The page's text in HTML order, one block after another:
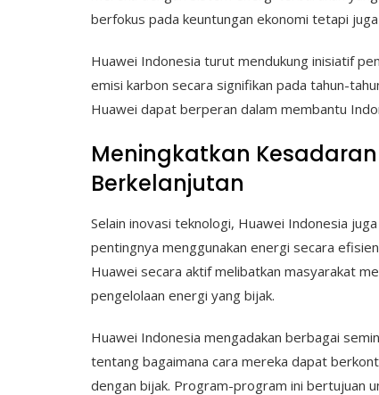
berfokus pada keuntungan ekonomi tetapi
Huawei Indonesia turut mendukung inisiatif
emisi karbon secara signifikan pada tahun-
Huawei dapat berperan dalam membantu
Meningkatkan
Berkelanjutan
Selain inovasi teknologi, Huawei Indonesia
pentingnya menggunakan energi secara
Huawei secara aktif melibatkan masyarakat
pengelolaan energi yang bijak.
Huawei Indonesia mengadakan berbagai
tentang bagaimana cara mereka dapat
dengan bijak. Program-program ini bertujuan